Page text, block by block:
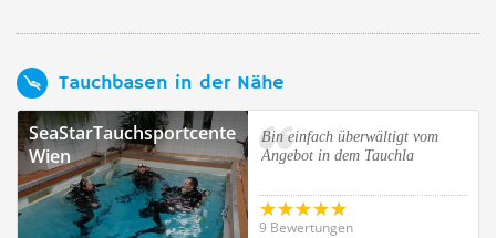
Tauchbasen in der Nähe
SeaStarTauchsportcenter
Wien
Bin einfach überwältigt vom
Angebot in dem Tauchla
9 Bewertungen